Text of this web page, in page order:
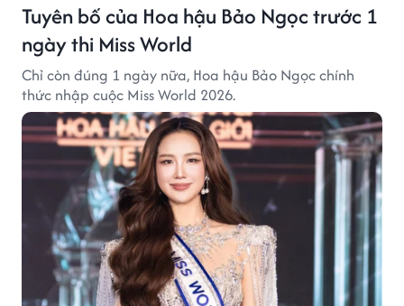
Tuyên bố của Hoa hậu Bảo Ngọc trước 1
ngày thi Miss World
Chỉ còn đúng 1 ngày nữa, Hoa hậu Bảo Ngọc chính
thức nhập cuộc Miss World 2026.